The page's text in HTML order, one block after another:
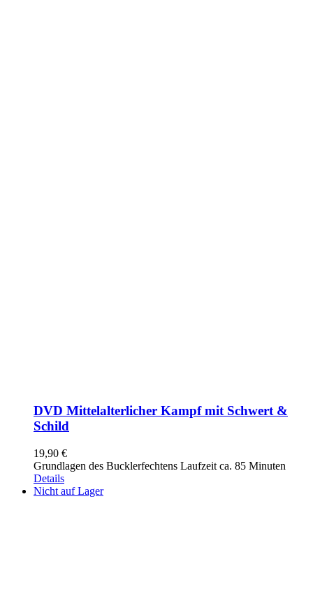
DVD Mittelalterlicher Kampf mit Schwert &
Schild
19,90 €
Grundlagen des Bucklerfechtens Laufzeit ca. 85 Minuten
Details
Nicht auf Lager